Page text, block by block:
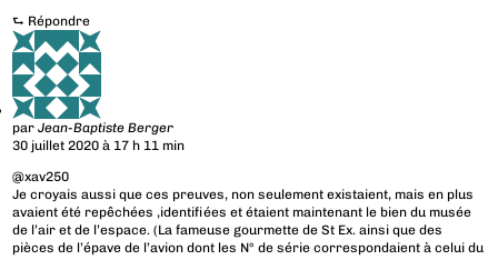
⮑ Répondre
parJean-Baptiste Berger
30 juillet 2020 à 17 h 11 min
@xav250
Je croyais aussi que ces preuves, non seulement existaient, mais en plus
avaient été repêchées ,identifiées et étaient maintenant le bien du musée
de l’air et de l’espace. (La fameuse gourmette de St Ex. ainsi que des
pièces de l’épave de l’avion dont les N° de série correspondaient à celui du